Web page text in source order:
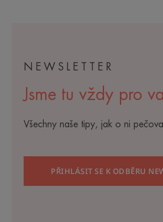
NEWSLETTER
Jsme tu vždy pro
Všechny naše tipy, jak o ni
PŘIHLÁSIT SE K ODBĚRU